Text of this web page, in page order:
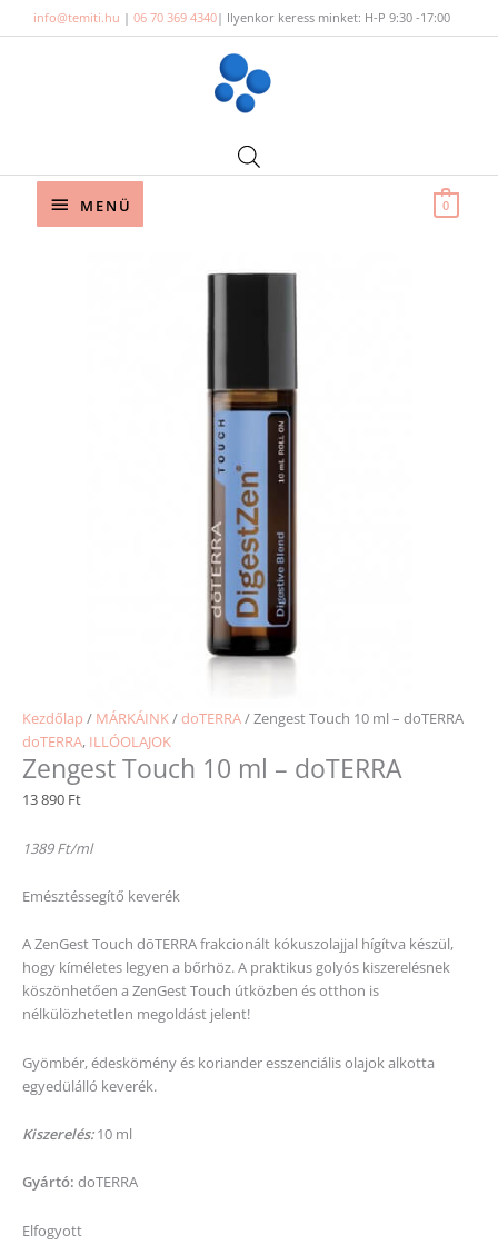
to
info@temiti.hu | 06 70 369 4340| Ilyenkor keress minket: H-P 9:30 -17:00
Below
MENÜ 0
Kezdőlap / MÁRKÁINK/doTERRA/ Zengest Touch 10 ml – doTERRA
doTERRA, ILLÓOLAJOK
Zengest Touch 10 ml – doTERRA
13 890 Ft
1389 Ft/ml
Emésztéssegítő keverék
A ZenGest Touch dōTERRA frakcionált kókuszolajjal hígítva készül,
hogy kíméletes legyen a bőrhöz. A praktikus golyós kiszerelésnek
köszönhetően a ZenGest Touch útközben és otthon is
nélkülözhetetlen megoldást jelent!
Gyömbér, édeskömény és koriander esszenciális olajok alkotta
egyedülálló keverék.
Kiszerelés:10 ml
Gyártó: doTERRA
Elfogyott